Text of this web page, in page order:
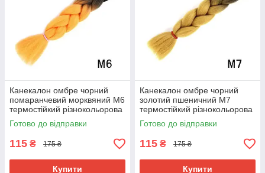
Канекалон омбре чорний
помаранчевий морквяний М6
термостійкий різнокольорова
коса Jumbo довжина 60см
вага 100гр для плетіння
Готово до відправки
115 ₴ 175 ₴
Купити
Канекалон омбре чорний
золотий пшеничний М7
термостійкий різнокольорова
коса Jumbo довжина 60см
вага 100гр для плетіння
Готово до відправки
115 ₴ 175 ₴
Купити